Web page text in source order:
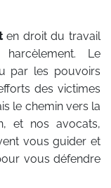
en droit du travail
Le
par les pouvoirs
des victimes
le chemin vers la
et nos avocats,
vous guider et
vous défendre